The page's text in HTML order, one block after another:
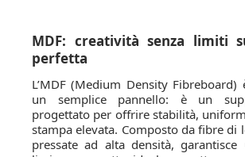
MDF: creatività senza limiti
perfetta
L’MDF (Medium Density
un semplice pannello: è un
progettato per offrire stabilità,
stampa elevata. Composto da fibre di
pressate ad alta densità, garantisce